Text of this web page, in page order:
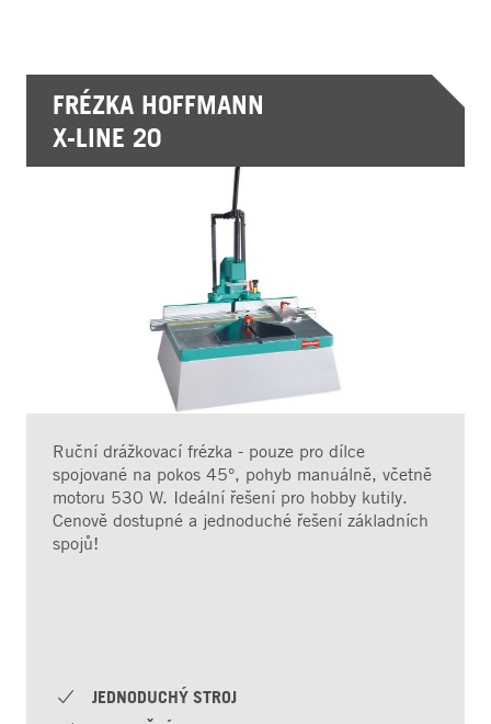
FRÉZKA HOFFMANN
X-LINE 20
Ruční drážkovací frézka - pouze pro dílce
spojované na pokos 45°, pohyb manuálně, včetně
motoru 530 W. Ideální řešení pro hobby kutily.
Cenově dostupné a jednoduché řešení základních
spojů!
JEDNODUCHÝ STROJ